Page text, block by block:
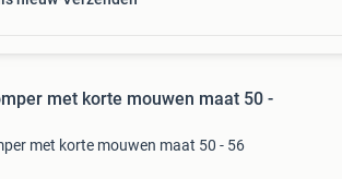
met korte mouwen maat 50 -
met korte mouwen maat 50 - 56